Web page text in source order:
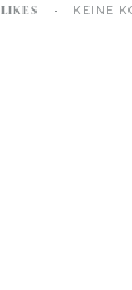
LIKES KEINE